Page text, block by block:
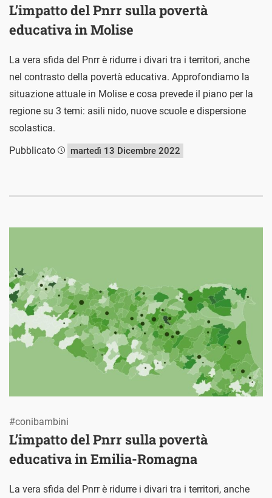
L’impatto del Pnrr sulla povertà
educativa in Molise
La vera sfida del Pnrr è ridurre i divari tra i territori, anche
nel contrasto della povertà educativa. Approfondiamo la
situazione attuale in Molise e cosa prevede il piano per la
regione su 3 temi: asili nido, nuove scuole e dispersione
scolastica.
Pubblicato
martedì 13 Dicembre 2022
L’impatto del Pnrr sulla povertà
educativa in Emilia-Romagna
#conibambini
La vera sfida del Pnrr è ridurre i divari tra i territori, anche